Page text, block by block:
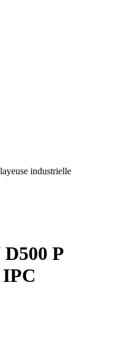
industrielle
P
IPC